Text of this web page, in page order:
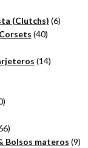
(Clutchs) 66
4040
1414
110
66
productos
Bolsos materos 99